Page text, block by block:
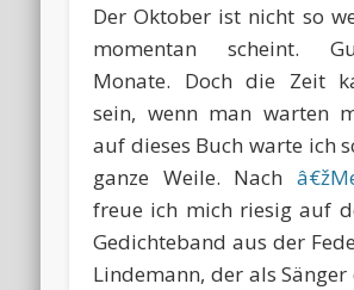
Der Oktober ist nicht so
momentan scheint.
Monate. Doch die Zeit
sein, wenn man warten
auf dieses Buch warte ich
ganze Weile. Nach
freue ich mich riesig auf
Gedichteband aus der
Lindemann, der als Sänger